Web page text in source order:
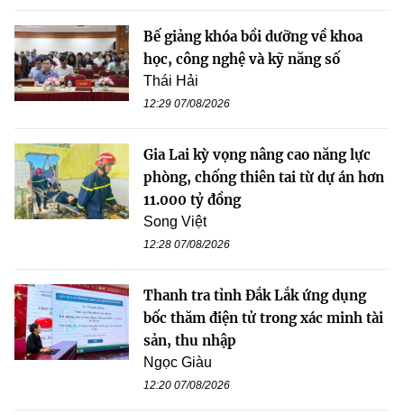
Bế giảng khóa bồi dưỡng về khoa
học, công nghệ và kỹ năng số
Thái Hải
12:29 07/08/2026
Gia Lai kỳ vọng nâng cao năng lực
phòng, chống thiên tai từ dự án hơn
11.000 tỷ đồng
Song Việt
12:28 07/08/2026
Thanh tra tỉnh Đắk Lắk ứng dụng
bốc thăm điện tử trong xác minh tài
sản, thu nhập
Ngọc Giàu
12:20 07/08/2026